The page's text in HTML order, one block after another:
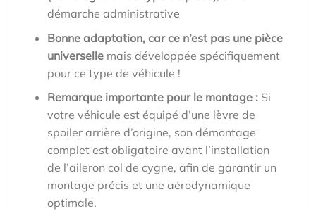
démarche administrative
Bonne adaptation, car ce n’est pas une pièce
universellemais développée spécifiquement
pour ce type de véhicule !
Remarque importante pour le montage : Si
votre véhicule est équipé d’une lèvre de
spoiler arrière d’origine, son démontage
complet est obligatoire avant l’installation
de l’aileron col de cygne, afin de garantir un
montage précis et une aérodynamique
optimale.